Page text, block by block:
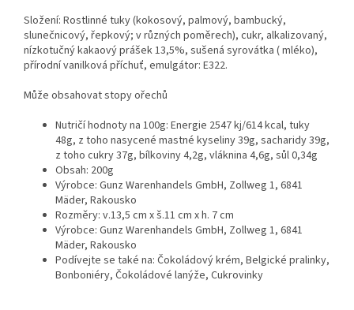
Složení: Rostlinné tuky (kokosový, palmový, bambucký,
slunečnicový, řepkový; v různých poměrech), cukr, alkalizovaný,
nízkotučný kakaový prášek 13,5%, sušená syrovátka ( mléko),
přírodní vanilková příchuť, emulgátor: E322.
Může obsahovat stopy ořechů
Nutričí hodnoty na 100g: Energie 2547 kj/614 kcal, tuky
48g, z toho nasycené mastné kyseliny 39g, sacharidy 39g,
z toho cukry 37g, bílkoviny 4,2g, vláknina 4,6g, sůl 0,34g
Obsah: 200g
Výrobce: Gunz Warenhandels GmbH, Zollweg 1, 6841
Mäder, Rakousko
Rozměry: v.13,5 cm x š.11 cm x h. 7 cm
Výrobce: Gunz Warenhandels GmbH, Zollweg 1, 6841
Mäder, Rakousko
Podívejte se také na: Čokoládový krém, Belgické pralinky,
Bonboniéry, Čokoládové lanýže, Cukrovinky